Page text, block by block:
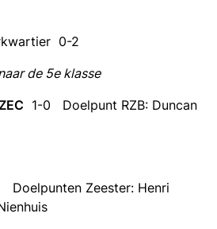
0-2
de 5e klasse
1-0 Doelpunt RZB: Duncan
Doelpunten Zeester: Henri